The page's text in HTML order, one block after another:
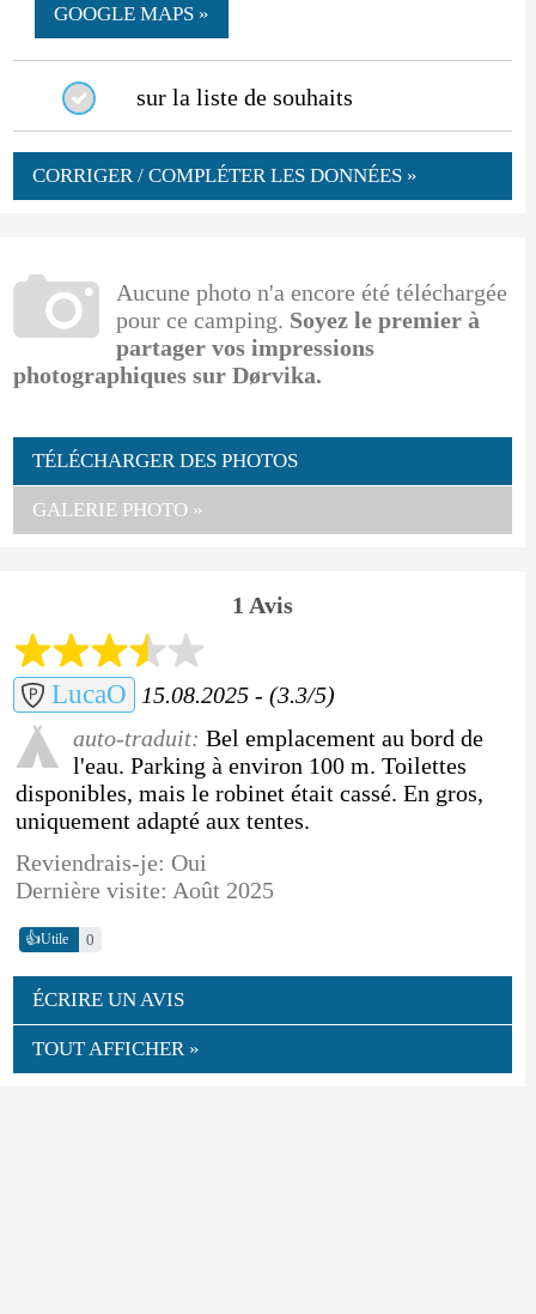
GOOGLE MAPS »
sur la liste de souhaits
CORRIGER / COMPLÉTER LES DONNÉES »
Aucune photo n'a encore été téléchargée
pour ce camping. Soyez le premier à
partager vos impressions
photographiques sur Dørvika.
TÉLÉCHARGER DES PHOTOS
GALERIE PHOTO »
1 Avis
LucaO
15.08.2025 - (3.3/5)
auto-traduit: Bel emplacement au bord de
l'eau. Parking à environ 100 m. Toilettes
disponibles, mais le robinet était cassé. En gros,
uniquement adapté aux tentes.
Reviendrais-je: Oui
Dernière visite: Août 2025
👍Utile 0
ÉCRIRE UN AVIS
TOUT AFFICHER »